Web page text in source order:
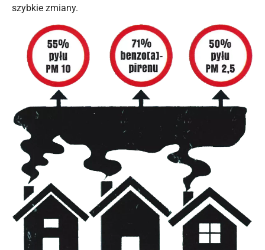
szybkie zmiany.